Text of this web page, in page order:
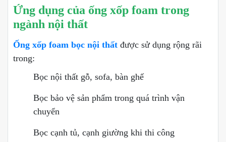
Ứng dụng của ống xốp foam trong
ngành nội thất
Ống xốp foam bọc nội thất được sử dụng rộng rãi
trong:
Bọc nội thất gỗ, sofa, bàn ghế
Bọc bảo vệ sản phẩm trong quá trình vận
chuyển
Bọc cạnh tủ, cạnh giường khi thi công